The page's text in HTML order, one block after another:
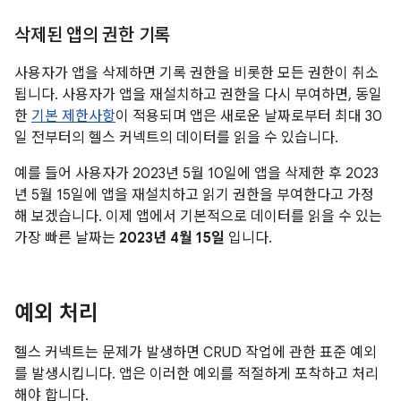
삭제된 앱의 권한 기록
사용자가 앱을 삭제하면 기록 권한을 비롯한 모든 권한이 취소
됩니다. 사용자가 앱을 재설치하고 권한을 다시 부여하면, 동일
한 기본 제한사항이 적용되며 앱은 새로운 날짜로부터 최대 30
일 전부터의 헬스 커넥트의 데이터를 읽을 수 있습니다.
예를 들어 사용자가 2023년 5월 10일에 앱을 삭제한 후 2023
년 5월 15일에 앱을 재설치하고 읽기 권한을 부여한다고 가정
해 보겠습니다. 이제 앱에서 기본적으로 데이터를 읽을 수 있는
가장 빠른 날짜는 2023년 4월 15일 입니다.
예외 처리
헬스 커넥트는 문제가 발생하면 CRUD 작업에 관한 표준 예외
를 발생시킵니다. 앱은 이러한 예외를 적절하게 포착하고 처리
해야 합니다.